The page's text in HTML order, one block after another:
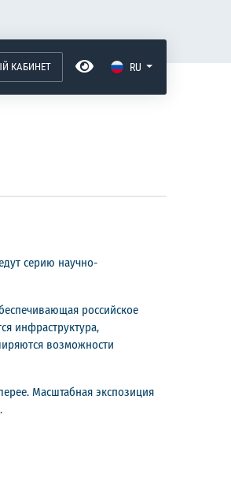
КАБИНЕТ RU
серию научно-
российское
инфраструктура,
возможности
Масштабная экспозиция